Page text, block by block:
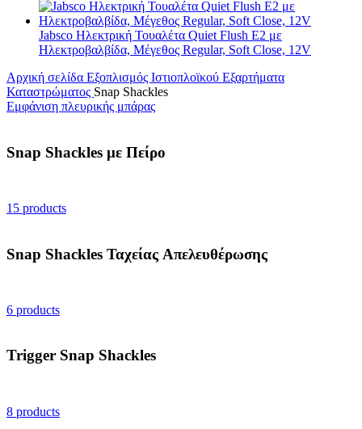
Jabsco Ηλεκτρική Τουαλέτα Quiet Flush E2 με
Ηλεκτροβαλβίδα, Μέγεθος Regular, Soft Close, 12V
Αρχική σελίδα Εξοπλισμός Ιστιοπλοϊκού Εξαρτήματα
Καταστρώματος Snap Shackles
Εμφάνιση πλευρικής μπάρας
Snap Shackles με Πείρο
15 products
Snap Shackles Ταχείας Απελευθέρωσης
6 products
Trigger Snap Shackles
8 products